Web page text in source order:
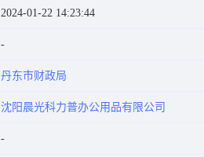
2024-01-22 14:23:44
丹东市财政局
沈阳晨光科力普办公用品有限公司